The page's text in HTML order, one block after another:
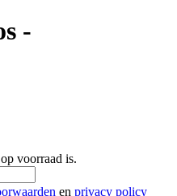
-
voorraad is.
en privacy policy